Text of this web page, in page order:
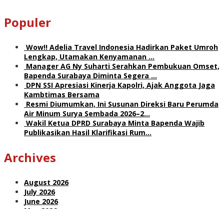
Populer
Wow!! Adelia Travel Indonesia Hadirkan Paket Umroh
Lengkap, Utamakan Kenyamanan …
Manager AG Ny Suharti Serahkan Pembukuan Omset,
Bapenda Surabaya Diminta Segera …
DPN SSI Apresiasi Kinerja Kapolri, Ajak Anggota Jaga
Kambtimas Bersama
Resmi Diumumkan, Ini Susunan Direksi Baru Perumda
Air Minum Surya Sembada 2026–2…
Wakil Ketua DPRD Surabaya Minta Bapenda Wajib
Publikasikan Hasil Klarifikasi Rum…
Archives
August 2026
July 2026
June 2026